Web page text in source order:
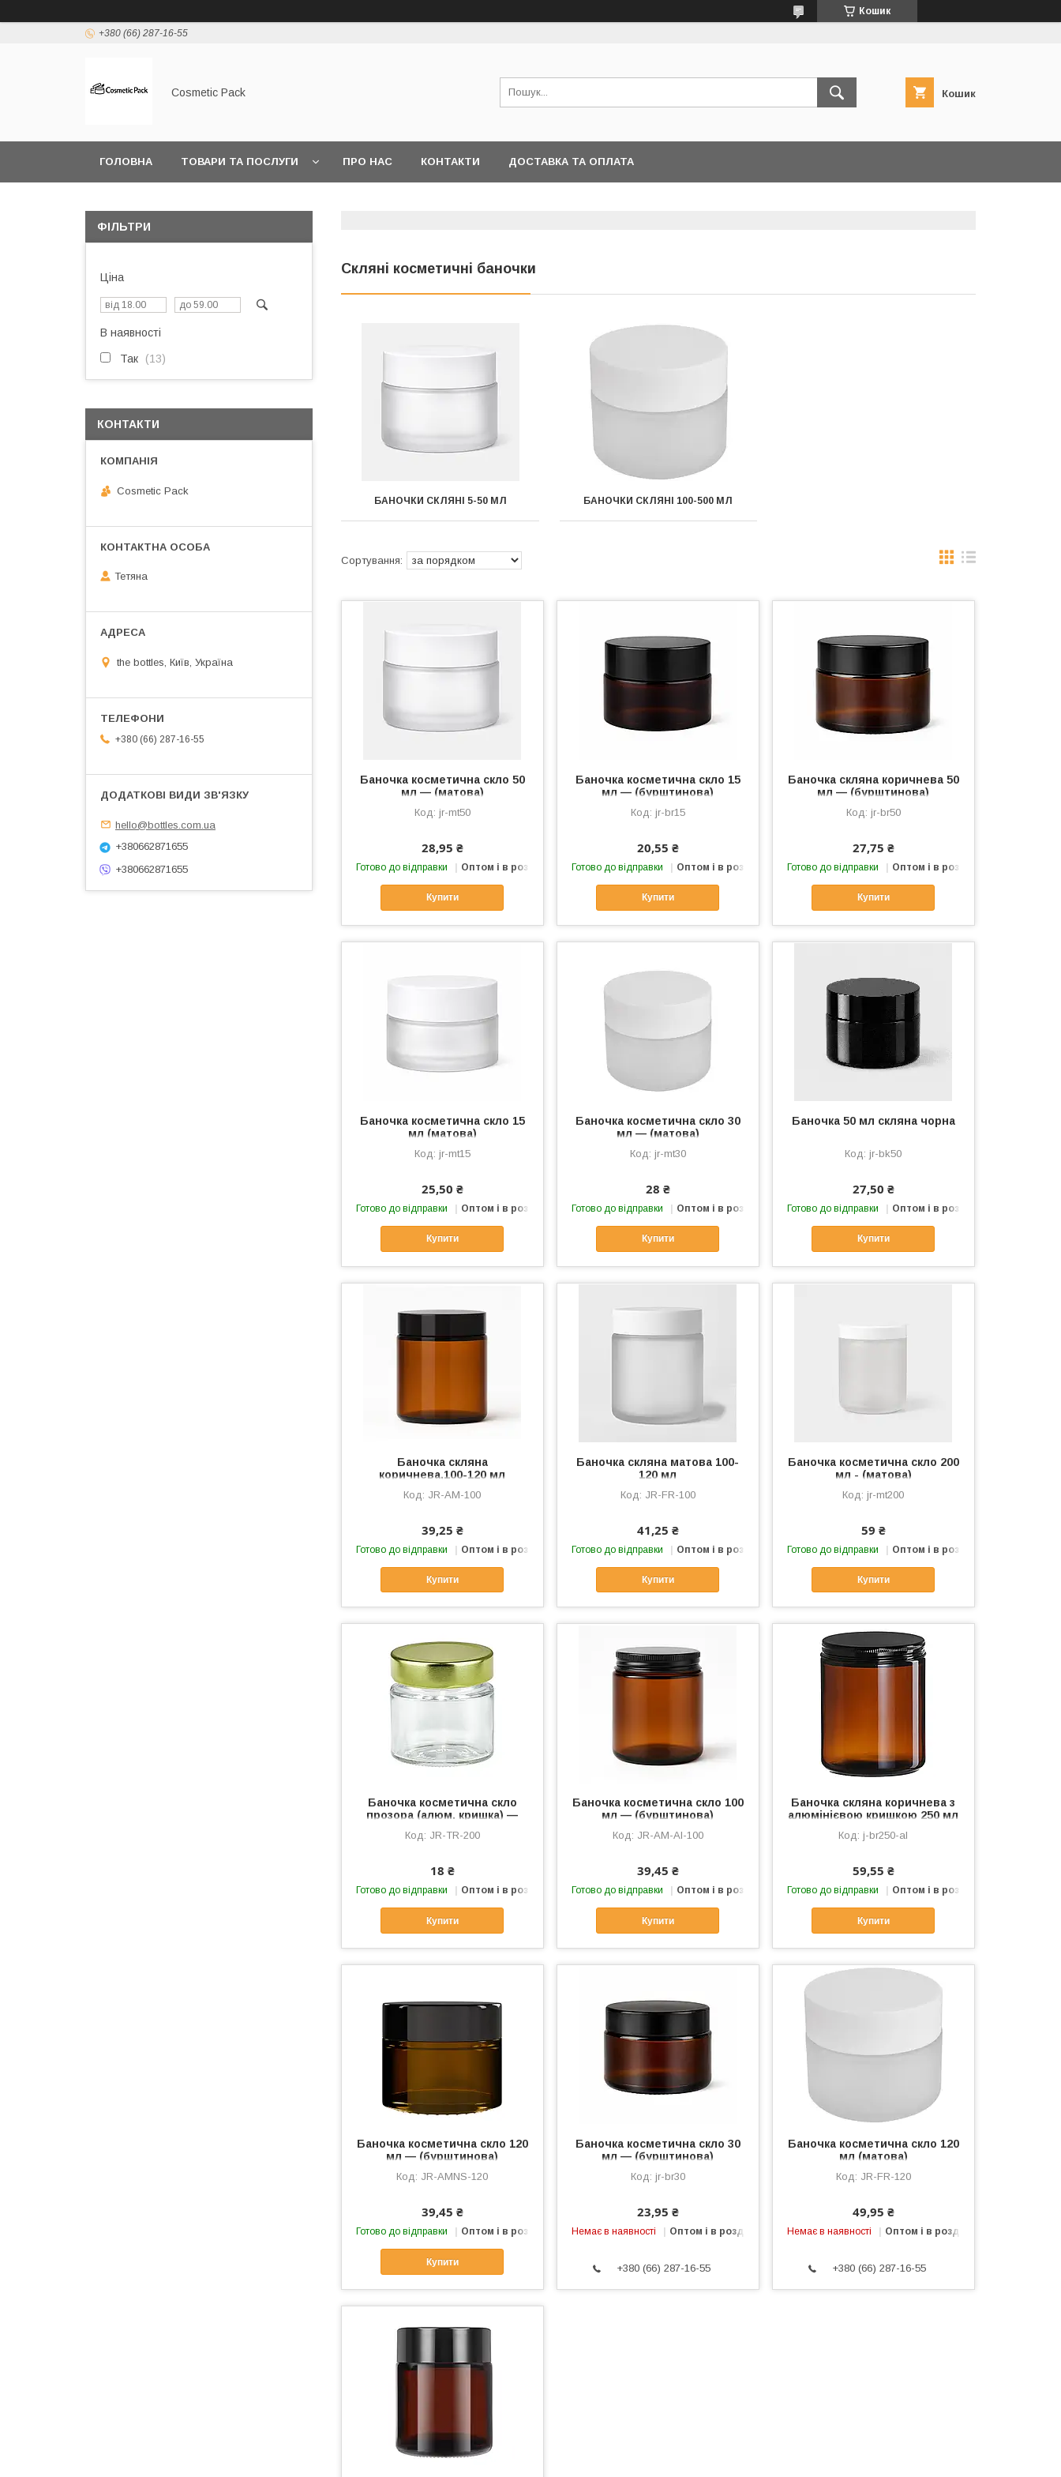
Кошик
+380 (66) 287-16-55
Cosmetic Pack Кошик
ГОЛОВНА ТОВАРИ ТА ПОСЛУГИ ПРО НАС КОНТАКТИ ДОСТАВКА ТА ОПЛАТА
Скляні косметичні баночки
БАНОЧКИ СКЛЯНІ 5-50 МЛ БАНОЧКИ СКЛЯНІ 100-500 МЛ
Баночка косметична скло 50
мл — (матова)
jr-mt50
28,95 ₴
Готово до відправки Оптом і в роздріб
Купити
Баночка косметична скло 15
мл — (бурштинова)
jr-br15
20,55 ₴
Готово до відправки Оптом і в роздріб
Купити
Баночка скляна коричнева 50
мл — (бурштинова)
jr-br50
27,75 ₴
Готово до відправки Оптом і в роздріб
Купити
Баночка косметична скло 15
мл (матова)
jr-mt15
25,50 ₴
Готово до відправки Оптом і в роздріб
Купити
Баночка косметична скло 30
мл — (матова)
jr-mt30
28 ₴
Готово до відправки Оптом і в роздріб
Купити
Баночка 50 мл скляна чорна
jr-bk50
27,50 ₴
Готово до відправки Оптом і в роздріб
Купити
Баночка скляна
коричнева,100-120 мл
JR-AM-100
39,25 ₴
Готово до відправки Оптом і в роздріб
Купити
Баночка скляна матова 100-
120 мл
JR-FR-100
41,25 ₴
Готово до відправки Оптом і в роздріб
Купити
Баночка косметична скло 200
мл - (матова)
jr-mt200
59 ₴
Готово до відправки Оптом і в роздріб
Купити
Баночка косметична скло
прозора (алюм. кришка) —
JR-TR-200
18 ₴
Готово до відправки Оптом і в роздріб
Купити
Баночка косметична скло 100
мл — (бурштинова)
JR-AM-Al-100
39,45 ₴
Готово до відправки Оптом і в роздріб
Купити
Баночка скляна коричнева з
алюмінієвою кришкою 250 мл
j-br250-al
59,55 ₴
Готово до відправки Оптом і в роздріб
Купити
Баночка косметична скло 120
мл — (бурштинова)
JR-AMNS-120
39,45 ₴
Готово до відправки Оптом і в роздріб
Купити
Баночка косметична скло 30
мл — (бурштинова)
jr-br30
23,95 ₴
Немає в наявності Оптом і в роздріб
+380 (66) 287-16-55
Баночка косметична скло 120
мл (матова)
JR-FR-120
49,95 ₴
Немає в наявності Оптом і в роздріб
+380 (66) 287-16-55
ФІЛЬТРИ
Ціна
В наявності
Так 13
КОНТАКТИ
Cosmetic Pack
Тетяна
the bottles, Київ, Україна
+380 (66) 287-16-55
hello@bottles.com.ua
+380662871655
+380662871655